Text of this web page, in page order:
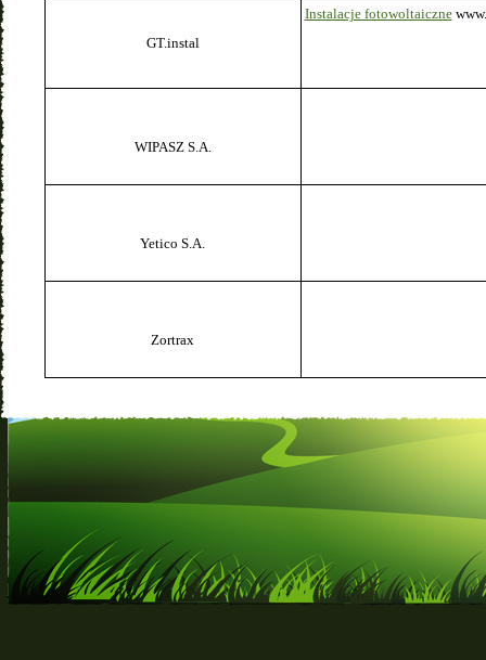
GT.instal
Instalacje fotowoltaiczne
WIPASZ S.A.
Yetico S.A.
Zortrax